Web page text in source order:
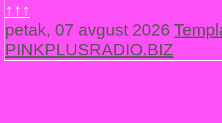
↑↑↑
petak, 07 avgust 2026
PINKPLUSRADIO.BIZ